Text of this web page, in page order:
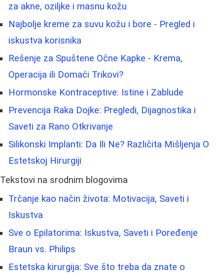
za akne, oziljke i masnu kožu
Najbolje kreme za suvu kožu i bore - Pregled i
iskustva korisnika
Rešenje za Spuštene Očne Kapke - Krema,
Operacija ili Domaći Trikovi?
Hormonske Kontraceptive: Istine i Zablude
Prevencija Raka Dojke: Pregledi, Dijagnostika i
Saveti za Rano Otkrivanje
Silikonski Implanti: Da Ili Ne? Različita Mišljenja O
Estetskoj Hirurgiji
Tekstovi na srodnim blogovima
Trčanje kao način života: Motivacija, Saveti i
Iskustva
Sve o Epilatorima: Iskustva, Saveti i Poređenje
Braun vs. Philips
Estetska kirurgija: Sve što treba da znate o